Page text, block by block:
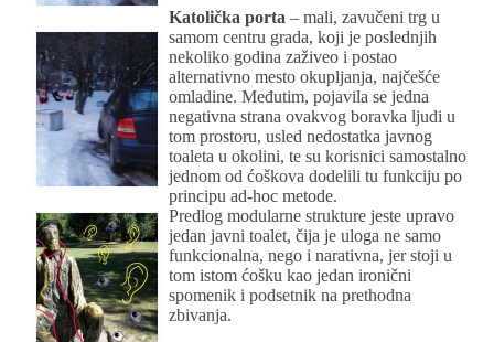
Katolička porta – mali, zavučeni trg u
samom centru grada, koji je poslednjih
nekoliko godina zaživeo i postao
alternativno mesto okupljanja, najčešće
omladine. Međutim, pojavila se jedna
negativna strana ovakvog boravka ljudi u
tom prostoru, usled nedostatka javnog
toaleta u okolini, te su korisnici samostalno
jednom od ćoškova dodelili tu funkciju po
principu ad-hoc metode.
Predlog modularne strukture jeste upravo
jedan javni toalet, čija je uloga ne samo
funkcionalna, nego i narativna, jer stoji u
tom istom ćošku kao jedan ironični
spomenik i podsetnik na prethodna
zbivanja.